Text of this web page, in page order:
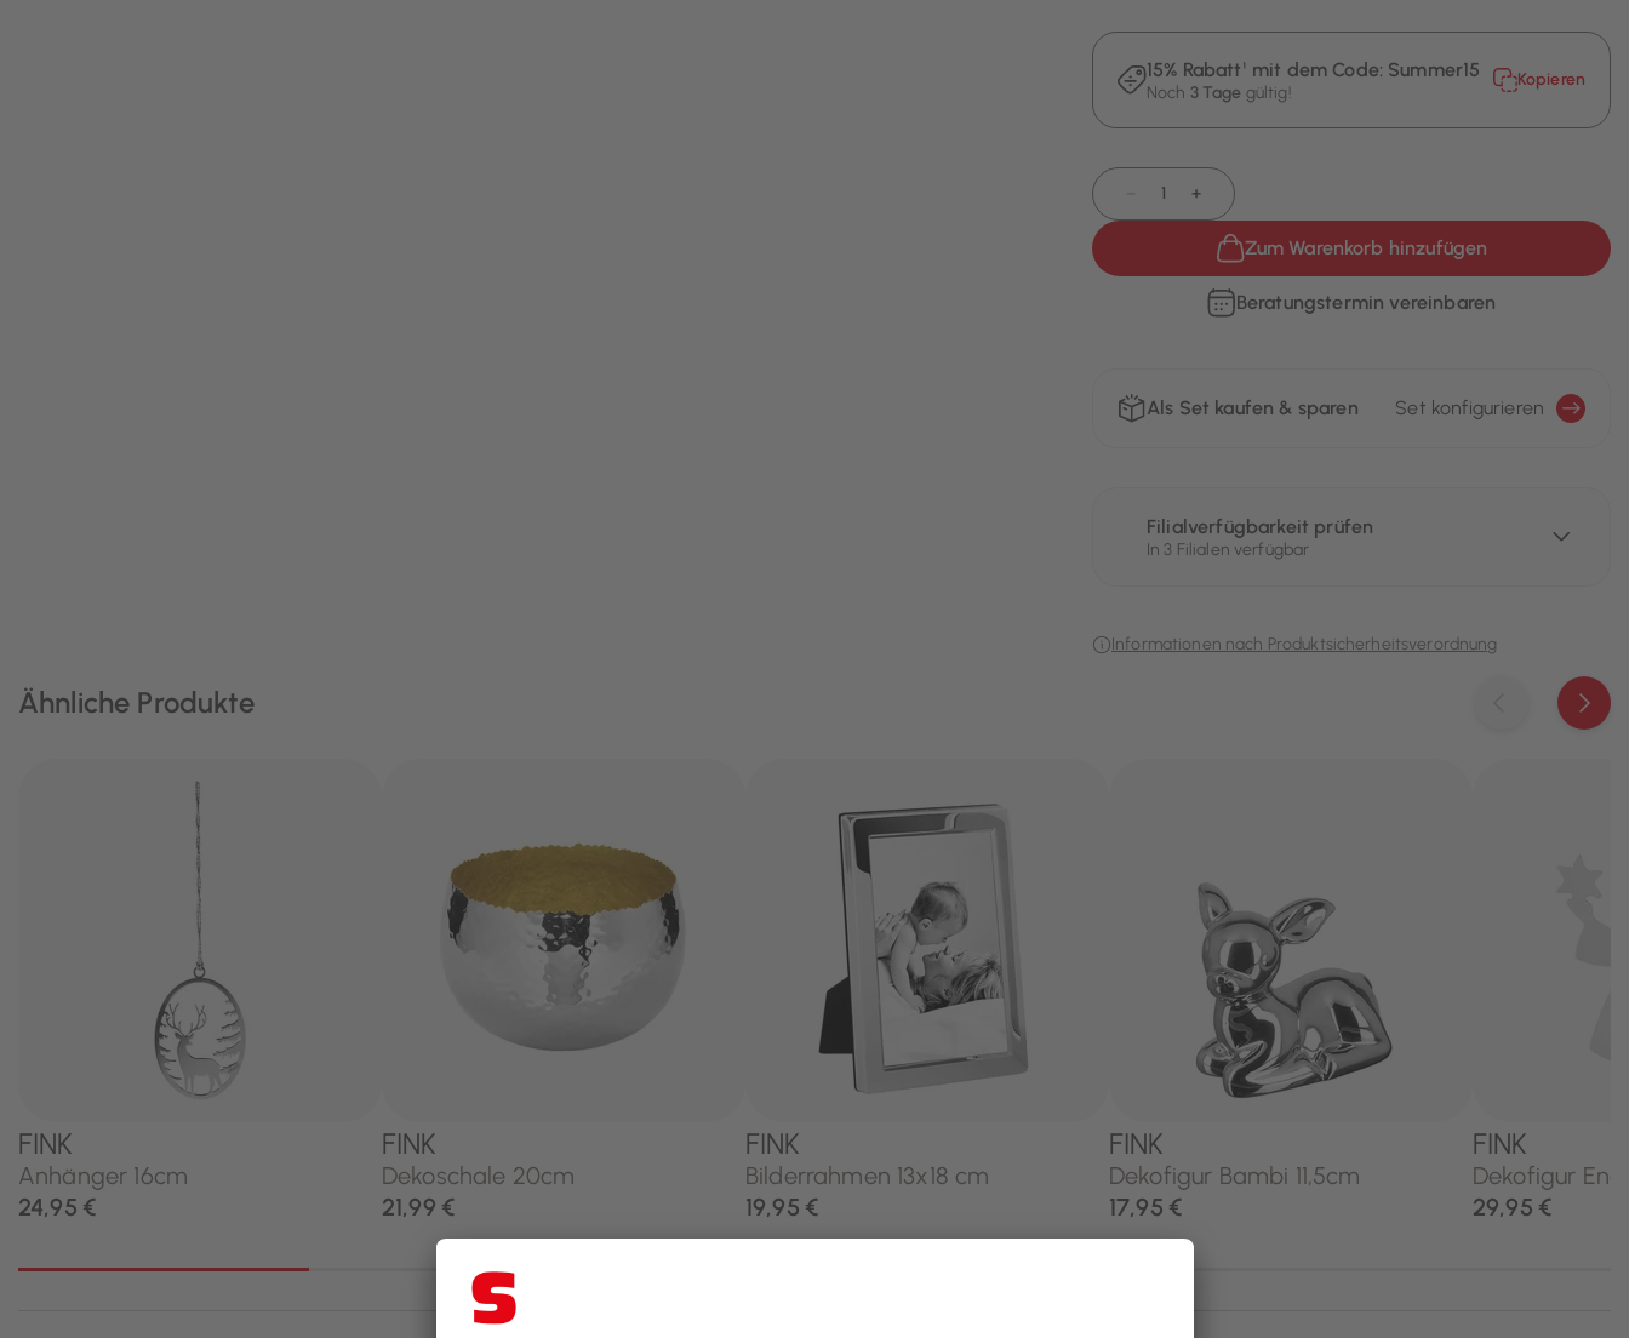
15% Rabatt¹ mit dem Code: Summer15
Noch 3 Tage gültig!
Kopieren
+
Zum Warenkorb hinzufügen
Beratungstermin vereinbaren
Als Set kaufen & sparen Set konfigurieren
Filialverfügbarkeit prüfen
In 3 Filialen verfügbar
Informationen nach Produktsicherheitsverordnung